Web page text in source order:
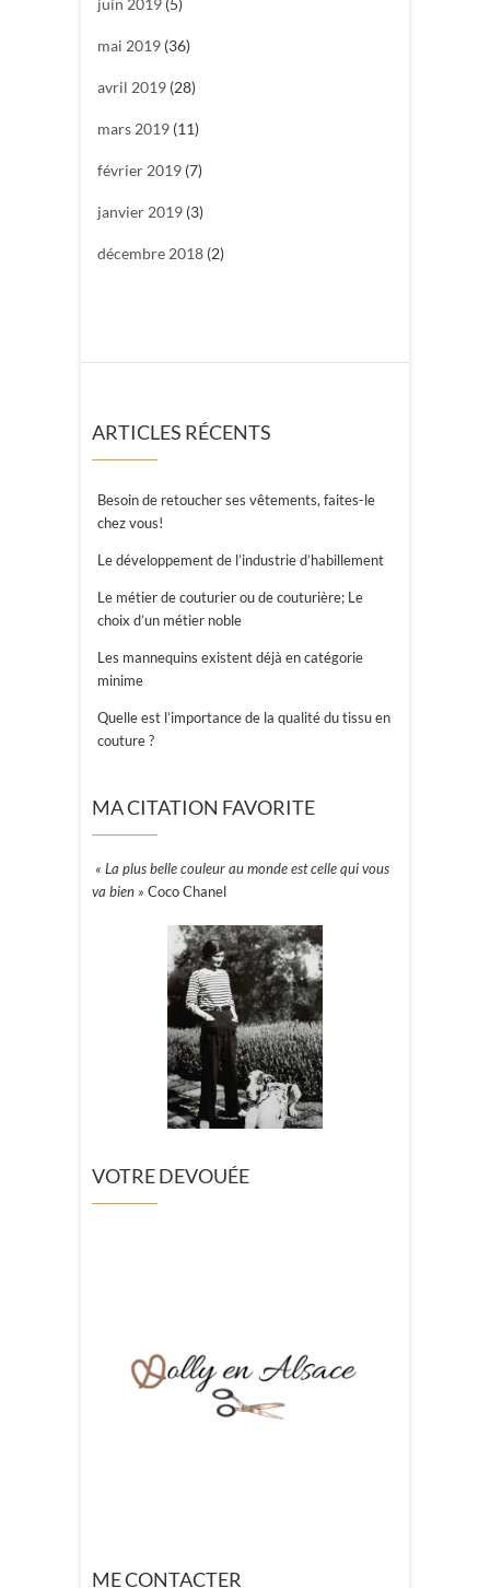
mai 2019 (36)
avril 2019 (28)
mars 2019 (11)
février 2019 (7)
janvier 2019 (3)
décembre 2018 (2)
ARTICLES RÉCENTS
Besoin de retoucher ses vêtements, faites-le
chez vous!
Le développement de l’industrie d’habillement
Le métier de couturier ou de couturière; Le
choix d’un métier noble
Les mannequins existent déjà en catégorie
minime
Quelle est l’importance de la qualité du tissu en
couture ?
MA CITATION FAVORITE
« La plus belle couleur au monde est celle qui vous
va bien » Coco Chanel
VOTRE DEVOUÉE
ME CONTACTER